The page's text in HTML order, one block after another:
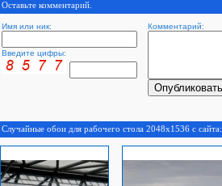
Оставьте комментарий.
Имя или ник: Комментарий:
Введите цифры:
Случайные обои для рабочего стола 2048x1536 с сайта: